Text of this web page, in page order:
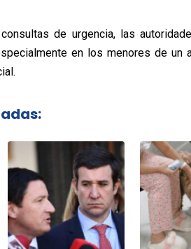
de urgencia, las
en los menores de un